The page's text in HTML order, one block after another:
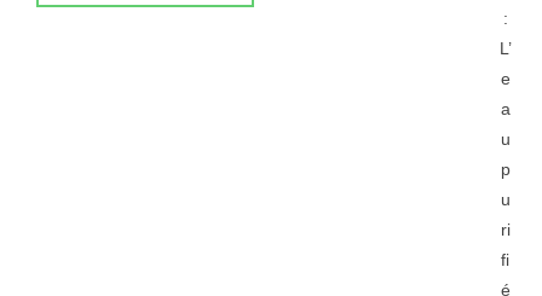
:
L’
e
a
u
p
u
ri
fi
é